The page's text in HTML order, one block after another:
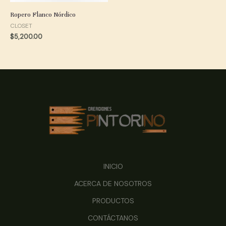
Ropero Flanco Nórdico
CLOSET
$5,200.00
INICIO
ACERCA DE NOSOTROS
PRODUCTOS
CONTÁCTANOS